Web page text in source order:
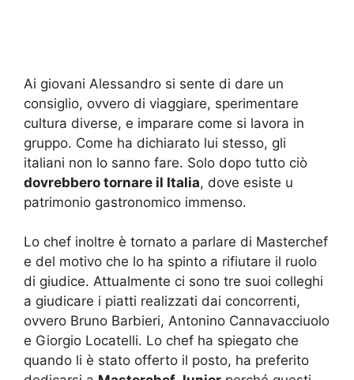
Ai giovani Alessandro si sente di dare un
consiglio, ovvero di viaggiare, sperimentare
cultura diverse, e imparare come si lavora in
gruppo. Come ha dichiarato lui stesso, gli
italiani non lo sanno fare. Solo dopo tutto ciò
dovrebbero tornare il Italia, dove esiste u
patrimonio gastronomico immenso.
Lo chef inoltre è tornato a parlare di Masterchef
e del motivo che lo ha spinto a rifiutare il ruolo
di giudice. Attualmente ci sono tre suoi colleghi
a giudicare i piatti realizzati dai concorrenti,
ovvero Bruno Barbieri, Antonino Cannavacciuolo
e Giorgio Locatelli. Lo chef ha spiegato che
quando li è stato offerto il posto, ha preferito